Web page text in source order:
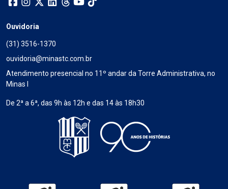
Ouvidoria
(31) 3516-1370
ouvidoria@minastc.com.br
Atendimento presencial no 11º andar da Torre Administrativa, no
Minas I
De 2ª a 6ª, das 9h às 12h e das 14 às 18h30